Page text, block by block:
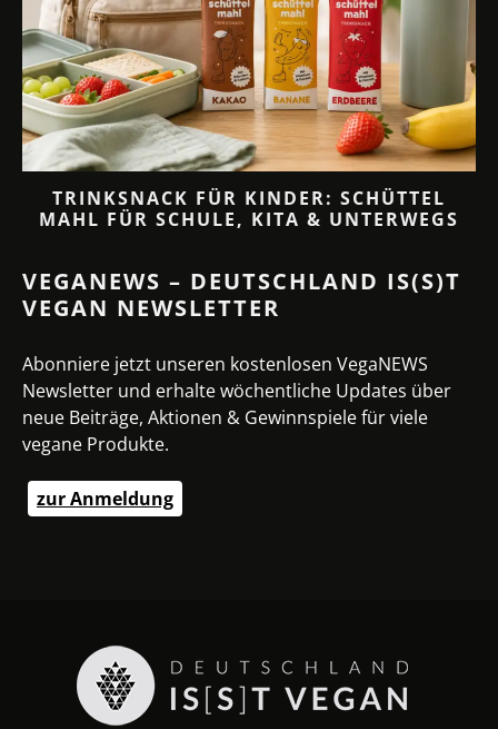
TRINKSNACK FÜR KINDER: SCHÜTTEL
MAHL FÜR SCHULE, KITA & UNTERWEGS
VEGANEWS – DEUTSCHLAND IS(S)T
VEGAN NEWSLETTER
Abonniere jetzt unseren kostenlosen VegaNEWS
Newsletter und erhalte wöchentliche Updates über
neue Beiträge, Aktionen & Gewinnspiele für viele
vegane Produkte.
zur Anmeldung